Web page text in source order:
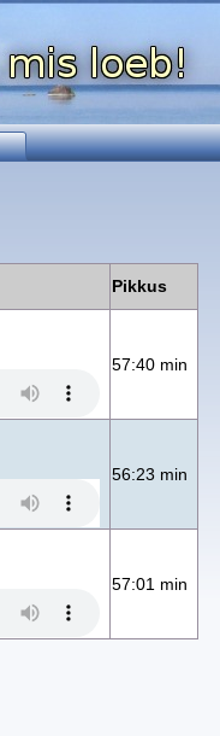
Pikkus
57:40 min
56:23 min
57:01 min